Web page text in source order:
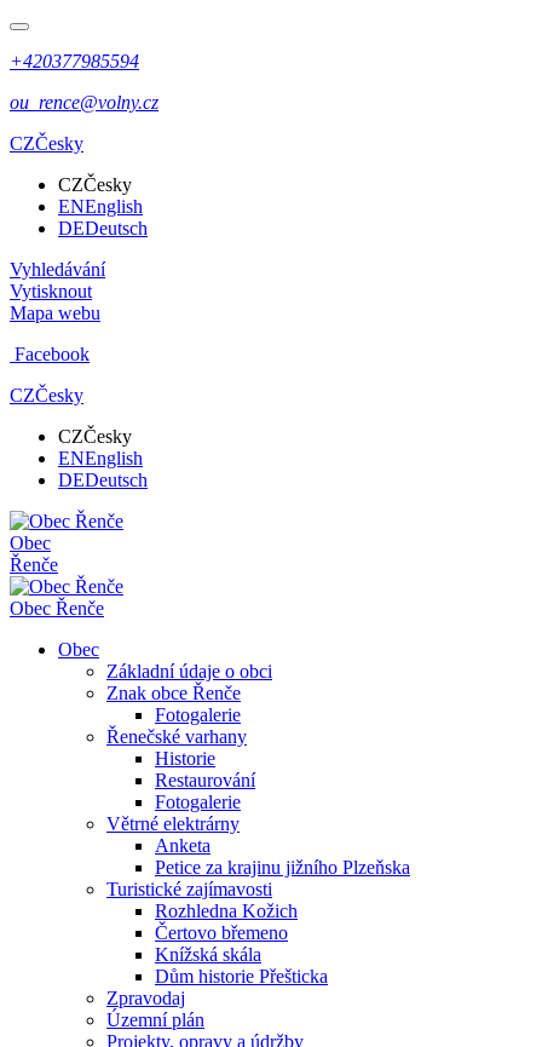
+420377985594
ou_rence@volny.cz
CZČesky
CZČesky
ENEnglish
DEDeutsch
Vyhledávání
Vytisknout
Mapa webu
Facebook
CZČesky
CZČesky
ENEnglish
DEDeutsch
Obec
Řenče
Obec Řenče
Obec
Základní údaje o obci
Znak obce Řenče
Fotogalerie
Řenečské varhany
Historie
Restaurování
Fotogalerie
Větrné elektrárny
Anketa
Petice za krajinu jižního Plzeňska
Turistické zajímavosti
Rozhledna Kožich
Čertovo břemeno
Knížská skála
Dům historie Přešticka
Zpravodaj
Územní plán
Projekty, opravy a údržby